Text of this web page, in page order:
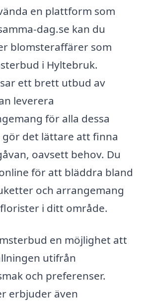
en plattform som
dag.se kan du
blomsteraffärer som
i Hyltebruk.
ett brett utbud av
leverera
för alla dessa
det lättare att finna
oavsett behov. Du
för att bläddra bland
och arrangemang
i ditt område.
en möjlighet att
utifrån
och preferenser.
erbjuder även